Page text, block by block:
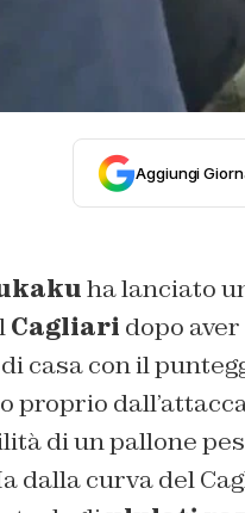
Aggiungi
ha lanciato
Cagliari dopo
casa con il
proprio
di un pallone
dalla curva del